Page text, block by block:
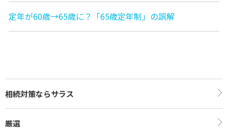
定年が60歳→65歳に？「65歳定年制」の誤解
相続対策ならサラス
厳選